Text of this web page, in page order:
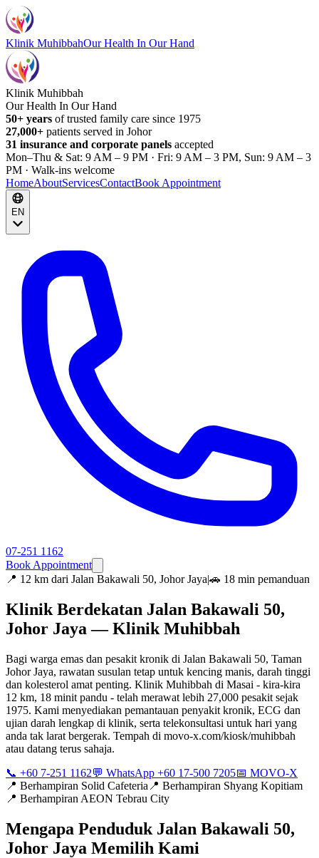
Klinik MuhibbahOur Health In Our Hand
Klinik Muhibbah
Our Health In Our Hand
50+ years of trusted family care since 1975
27,000+ patients served in Johor
31 insurance and corporate panels accepted
Mon–Thu & Sat: 9 AM – 9 PM · Fri: 9 AM – 3 PM, Sun: 9 AM – 3
PM · Walk-ins welcome
HomeAboutServicesContactBook Appointment
EN
07-251 1162
Book Appointment
📍 12 km dari Jalan Bakawali 50, Johor Jaya|🚗 18 min pemanduan
Klinik Berdekatan Jalan Bakawali 50,
Johor Jaya — Klinik Muhibbah
Bagi warga emas dan pesakit kronik di Jalan Bakawali 50, Taman
Johor Jaya, rawatan susulan tetap untuk kencing manis, darah tinggi
dan kolesterol amat penting. Klinik Muhibbah di Masai - kira-kira
12 km, 18 minit pandu - telah merawat lebih 27,000 pesakit sejak
1975. Kami menyediakan pemantauan penyakit kronik, ECG dan
ujian darah lengkap di klinik, serta telekonsultasi untuk hari yang
anda tak larat bergerak. Tempah di movo-x.com/kiosk/muhibbah
atau datang terus sahaja.
📞 +60 7-251 1162💬 WhatsApp +60 17-500 7205📅 MOVO-X
📍 Berhampiran Solid Cafeteria 📍 Berhampiran Shyang Kopitiam
📍 Berhampiran AEON Tebrau City
Mengapa Penduduk Jalan Bakawali 50,
Johor Jaya Memilih Kami